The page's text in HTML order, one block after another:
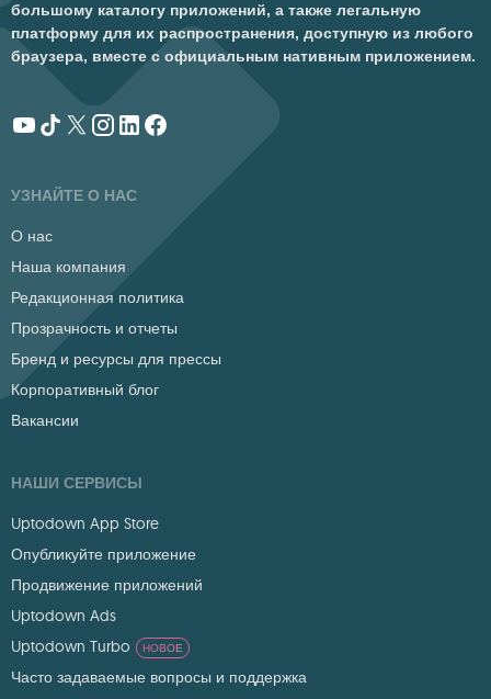
большому каталогу приложений, а также легальную
платформу для их распространения, доступную из любого
браузера, вместе с официальным нативным приложением.
УЗНАЙТЕ О НАС
О нас
Наша компания
Редакционная политика
Прозрачность и отчеты
Бренд и ресурсы для прессы
Корпоративный блог
Вакансии
НАШИ СЕРВИСЫ
Uptodown App Store
Опубликуйте приложение
Продвижение приложений
Uptodown Ads
Uptodown Turbo
НОВОЕ
Часто задаваемые вопросы и поддержка